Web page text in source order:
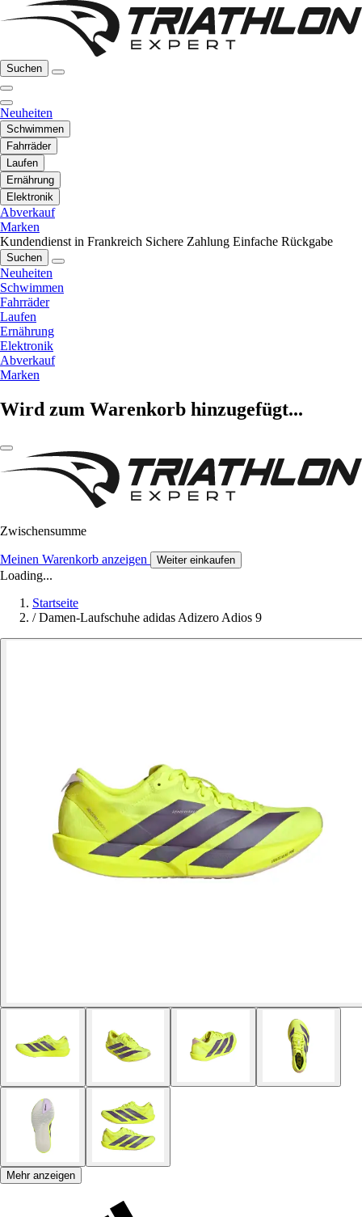
Suchen
Neuheiten
Schwimmen
Fahrräder
Laufen
Ernährung
Elektronik
Abverkauf
Marken
Kundendienst in Frankreich Sichere Zahlung Einfache Rückgabe
Suchen
Neuheiten
Schwimmen
Fahrräder
Laufen
Ernährung
Elektronik
Abverkauf
Marken
Wird zum Warenkorb hinzugefügt...
Zwischensumme
Meinen Warenkorb anzeigen Weiter einkaufen
Loading...
Startseite
/ Damen-Laufschuhe adidas Adizero Adios 9
Mehr anzeigen